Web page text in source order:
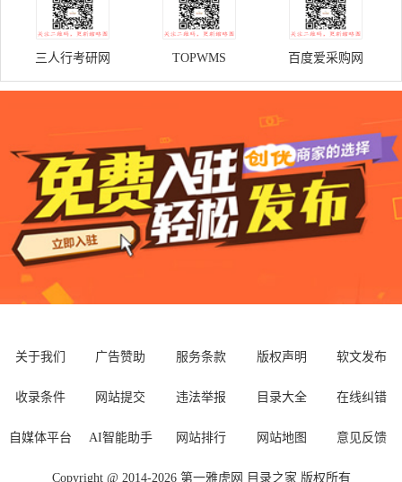
公司 Name - Fake Name
三人行考研网
TOPWMS 百度爱采购网
关于我们 广告赞助 服务条款 版权声明 软文发布
收录条件 网站提交 违法举报 目录大全 在线纠错
自媒体平台 AI智能助手 网站排行 网站地图 意见反馈
Copyright @ 2014-2026 第一雅虎网 目录之家 版权所有